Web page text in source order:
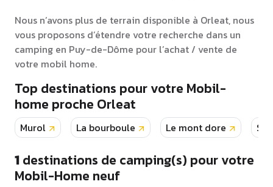
Nous n’avons plus de terrain disponible à Orleat, nous
vous proposons d’étendre votre recherche dans un
camping en Puy-de-Dôme pour l’achat / vente de
votre mobil home.
Top destinations pour votre Mobil-
home proche Orleat
Murol La bourboule Le mont dore
1destinations de camping(s) pour votre
Mobil-Home neuf